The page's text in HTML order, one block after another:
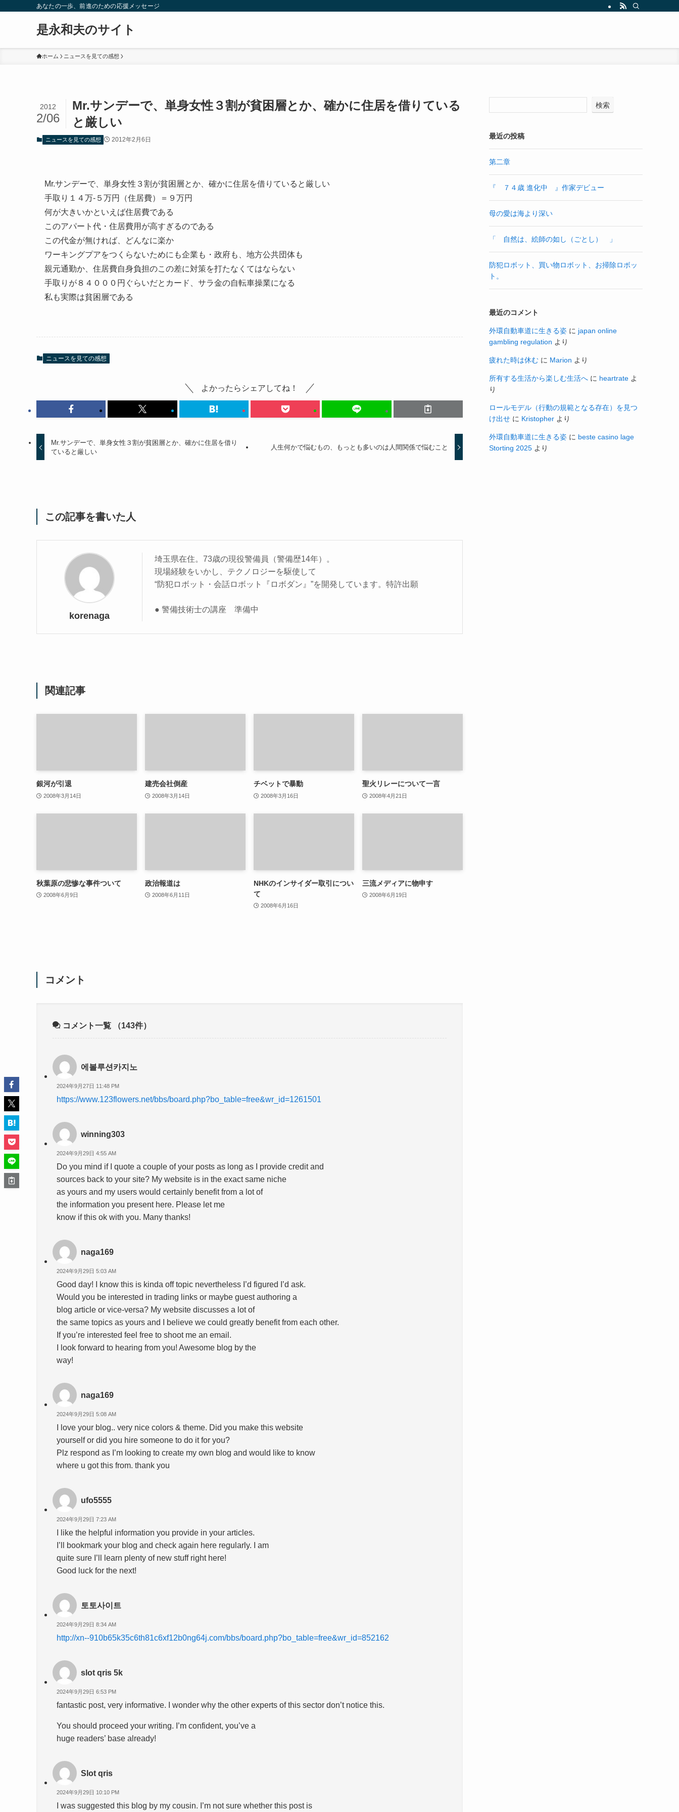
あなたの一歩、前進のための応援メッセージ
是永和夫のサイト
ホーム ニュースを見ての感想
Mr.サンデーで、単身女性３割が貧困層とか、確かに住居を借りている
と厳しい
2012
2/06
ニュースを見ての感想 2012年2月6日
Mr.サンデーで、単身女性３割が貧困層とか、確かに住居を借りていると厳しい
手取り１４万-５万円（住居費）＝９万円
何が大きいかといえば住居費である
このアパート代・住居費用が高すぎるのである
この代金が無ければ、どんなに楽か
ワーキングプアをつくらないためにも企業も・政府も、地方公共団体も
親元通勤か、住居費自身負担のこの差に対策を打たなくてはならない
手取りが８４０００円ぐらいだとカード、サラ金の自転車操業になる
私も実際は貧困層である
ニュースを見ての感想
よかったらシェアしてね！
Mr.サンデーで、単身女性３割が貧困層とか、確かに住居を借り
ていると厳しい
人生何かで悩むもの、もっとも多いのは人間関係で悩むこと
この記事を書いた人
korenaga
埼玉県在住。73歳の現役警備員（警備歴14年）。
現場経験をいかし、テクノロジーを駆使して
“防犯ロボット・会話ロボット『ロボダン』”を開発しています。特許出願
● 警備技術士の講座 準備中
関連記事
銀河が引退
2008年3月14日
建売会社倒産
2008年3月14日
チベットで暴動
2008年3月16日
聖火リレーについて一言
2008年4月21日
秋葉原の悲惨な事件ついて
2008年6月9日
政治報道は
2008年6月11日
NHKのインサイダー取引につい
て
2008年6月16日
三流メディアに物申す
2008年6月19日
コメント
コメント一覧 （143件）
에볼루션카지노
2024年9月27日 11:48 PM
https://www.123flowers.net/bbs/board.php?bo_table=free&wr_id=1261501
winning303
2024年9月29日 4:55 AM
Do you mind if I quote a couple of your posts as long as I provide credit and
sources back to your site? My website is in the exact same niche
as yours and my users would certainly benefit from a lot of
the information you present here. Please let me
know if this ok with you. Many thanks!
naga169
2024年9月29日 5:03 AM
Good day! I know this is kinda off topic nevertheless I’d figured I’d ask.
Would you be interested in trading links or maybe guest authoring a
blog article or vice-versa? My website discusses a lot of
the same topics as yours and I believe we could greatly benefit from each other.
If you’re interested feel free to shoot me an email.
I look forward to hearing from you! Awesome blog by the
way!
naga169
2024年9月29日 5:08 AM
I love your blog.. very nice colors & theme. Did you make this website
yourself or did you hire someone to do it for you?
Plz respond as I’m looking to create my own blog and would like to know
where u got this from. thank you
ufo5555
2024年9月29日 7:23 AM
I like the helpful information you provide in your articles.
I’ll bookmark your blog and check again here regularly. I am
quite sure I’ll learn plenty of new stuff right here!
Good luck for the next!
토토사이트
2024年9月29日 8:34 AM
http://xn--910b65k35c6th81c6xf12b0ng64j.com/bbs/board.php?bo_table=free&wr_id=852162
slot qris 5k
2024年9月29日 6:53 PM
fantastic post, very informative. I wonder why the other experts of this sector don’t notice this.
You should proceed your writing. I’m confident, you’ve a
huge readers’ base already!
Slot qris
2024年9月29日 10:10 PM
I was suggested this blog by my cousin. I’m not sure whether this post is
検索
最近の投稿
第二章
『 ７４歳 進化中 』作家デビュー
母の愛は海より深い
「 自然は、絵師の如し（ごとし） 」
防犯ロボット、買い物ロボット、お掃除ロボッ
ト。
最近のコメント
外環自動車道に生きる姿 に japan online
gambling regulation より
疲れた時は休む に Marion より
所有する生活から楽しむ生活へ に heartrate よ
り
ロールモデル（行動の規範となる存在）を見つ
け出せ に Kristopher より
外環自動車道に生きる姿 に beste casino lage
Storting 2025 より